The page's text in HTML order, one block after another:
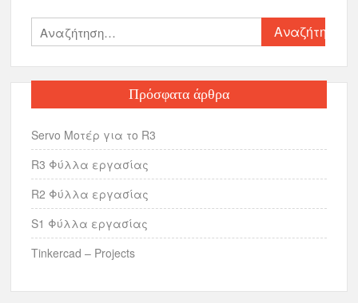
Αναζήτηση
για:
Πρόσφατα άρθρα
Servo Μοτέρ για το R3
R3 Φύλλα εργασίας
R2 Φύλλα εργασίας
S1 Φύλλα εργασίας
Tinkercad – Projects